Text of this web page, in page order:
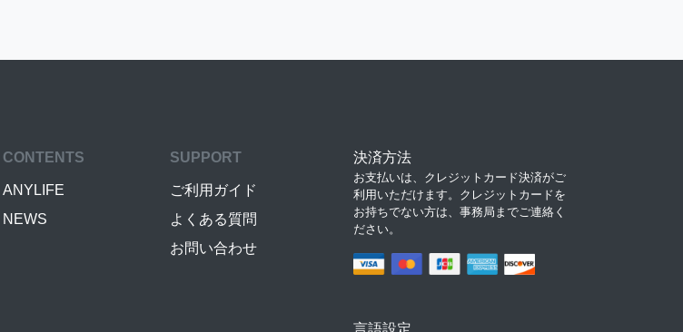
CONTENTS
ANYLIFE
NEWS
SUPPORT
ご利用ガイド
よくある質問
お問い合わせ
決済方法
お支払いは、クレジットカード決済がご
利用いただけます。クレジットカードを
お持ちでない方は、事務局までご連絡く
ださい。
言語設定